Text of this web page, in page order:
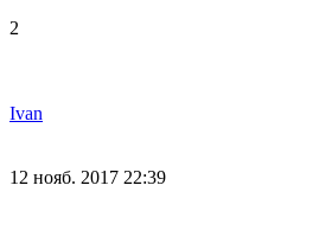
2
Ivan
12 нояб. 2017 22:39